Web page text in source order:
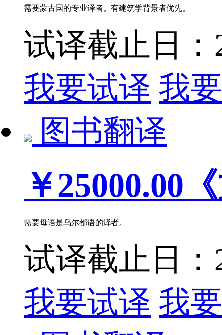
需要蒙古国的专业译者。有建筑学背景者优先。
试译截止日：
我要试译 我
图书翻译
￥25000.00
需要母语是乌尔都语的译者。
试译截止日：
我要试译 我